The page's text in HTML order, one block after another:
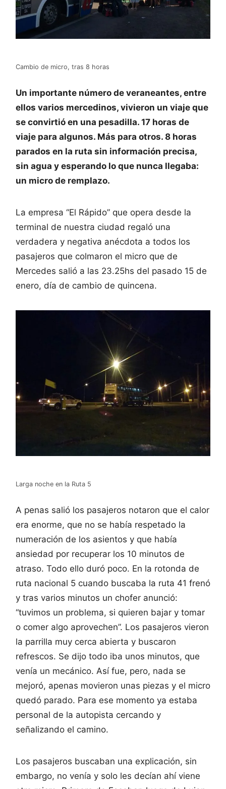
Cambio de micro, tras 8 horas
Un importante número de veraneantes, entre
ellos varios mercedinos, vivieron un viaje que
se convirtió en una pesadilla. 17 horas de
viaje para algunos. Más para otros. 8 horas
parados en la ruta sin información precisa,
sin agua y esperando lo que nunca llegaba:
un micro de remplazo.
La empresa “El Rápido” que opera desde la
terminal de nuestra ciudad regaló una
verdadera y negativa anécdota a todos los
pasajeros que colmaron el micro que de
Mercedes salió a las 23.25hs del pasado 15 de
enero, día de cambio de quincena.
Larga noche en la Ruta 5
A penas salió los pasajeros notaron que el calor
era enorme, que no se había respetado la
numeración de los asientos y que había
ansiedad por recuperar los 10 minutos de
atraso. Todo ello duró poco. En la rotonda de
ruta nacional 5 cuando buscaba la ruta 41 frenó
y tras varios minutos un chofer anunció:
“tuvimos un problema, si quieren bajar y tomar
o comer algo aprovechen”. Los pasajeros vieron
la parrilla muy cerca abierta y buscaron
refrescos. Se dijo todo iba unos minutos, que
venía un mecánico. Así fue, pero, nada se
mejoró, apenas movieron unas piezas y el micro
quedó parado. Para ese momento ya estaba
personal de la autopista cercando y
señalizando el camino.
Los pasajeros buscaban una explicación, sin
embargo, no venía y solo les decían ahí viene